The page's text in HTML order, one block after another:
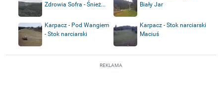
Zdrowia Sofra - Śnież...
Biały Jar
Karpacz - Pod Wangiem
- Stok narciarski
Karpacz - Stok narciarski
Maciuś
REKLAMA